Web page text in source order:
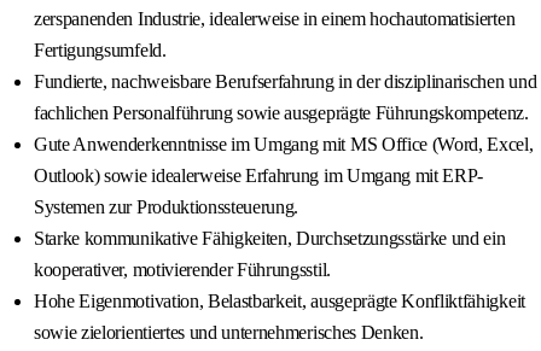
zerspanenden Industrie, idealerweise in einem hochautomatisierten
Fertigungsumfeld.
Fundierte, nachweisbare Berufserfahrung in der disziplinarischen und
fachlichen Personalführung sowie ausgeprägte Führungskompetenz.
Gute Anwenderkenntnisse im Umgang mit MS Office (Word, Excel,
Outlook) sowie idealerweise Erfahrung im Umgang mit ERP-
Systemen zur Produktionssteuerung.
Starke kommunikative Fähigkeiten, Durchsetzungsstärke und ein
kooperativer, motivierender Führungsstil.
Hohe Eigenmotivation, Belastbarkeit, ausgeprägte Konfliktfähigkeit
sowie zielorientiertes und unternehmerisches Denken.